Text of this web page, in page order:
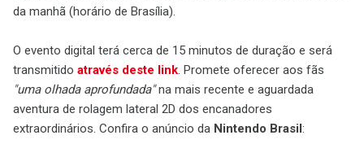
da manhã (horário de Brasília).
O evento digital terá cerca de 15 minutos de duração e será
transmitido através deste link. Promete oferecer aos fãs
"uma olhada aprofundada"na mais recente e aguardada
aventura de rolagem lateral 2D dos encanadores
extraordinários. Confira o anúncio da Nintendo Brasil: